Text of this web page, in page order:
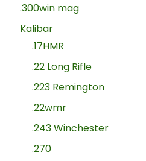
.300win mag
Kalibar
.17HMR
.22 Long Rifle
.223 Remington
.22wmr
.243 Winchester
.270